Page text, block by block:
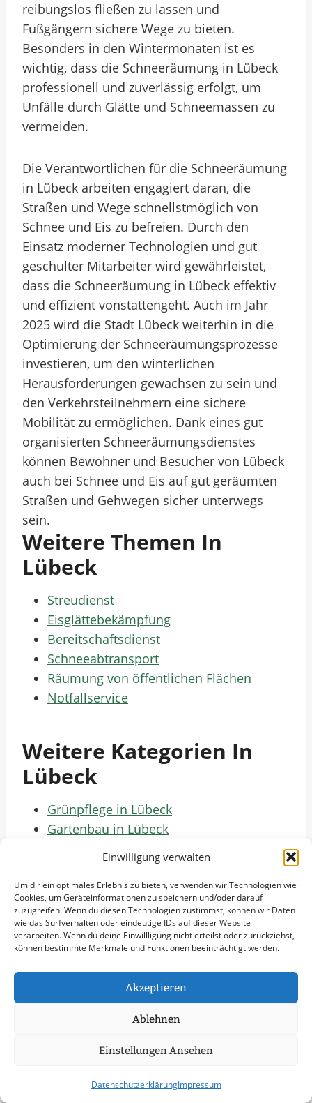
Einwilligung verwalten
Um dir ein optimales Erlebnis zu bieten, verwenden wir Technologien wie
Cookies, um Geräteinformationen zu speichern und/oder darauf
zuzugreifen. Wenn du diesen Technologien zustimmst, können wir Daten
wie das Surfverhalten oder eindeutige IDs auf dieser Website
verarbeiten. Wenn du deine Einwillligung nicht erteilst oder zurückziehst,
können bestimmte Merkmale und Funktionen beeinträchtigt werden.
Akzeptieren
Ablehnen
Einstellungen Ansehen
DatenschutzerklärungImpressum
reibungslos fließen zu lassen und
Fußgängern sichere Wege zu bieten.
Besonders in den Wintermonaten ist es
wichtig, dass die Schneeräumung in Lübeck
professionell und zuverlässig erfolgt, um
Unfälle durch Glätte und Schneemassen zu
vermeiden.
Die Verantwortlichen für die Schneeräumung
in Lübeck arbeiten engagiert daran, die
Straßen und Wege schnellstmöglich von
Schnee und Eis zu befreien. Durch den
Einsatz moderner Technologien und gut
geschulter Mitarbeiter wird gewährleistet,
dass die Schneeräumung in Lübeck effektiv
und effizient vonstattengeht. Auch im Jahr
2025 wird die Stadt Lübeck weiterhin in die
Optimierung der Schneeräumungsprozesse
investieren, um den winterlichen
Herausforderungen gewachsen zu sein und
den Verkehrsteilnehmern eine sichere
Mobilität zu ermöglichen. Dank eines gut
organisierten Schneeräumungsdienstes
können Bewohner und Besucher von Lübeck
auch bei Schnee und Eis auf gut geräumten
Straßen und Gehwegen sicher unterwegs
sein.
Weitere Themen In
Lübeck
Streudienst
Eisglättebekämpfung
Bereitschaftsdienst
Schneeabtransport
Räumung von öffentlichen Flächen
Notfallservice
Weitere Kategorien In
Lübeck
Grünpflege in Lübeck
Gartenbau in Lübeck
Objektpflege in Lübeck
Graupflege in Lübeck
Dachreinigung in Lübeck
Städte Im Umkreis Von
50 Km
Schneeräumung in Reinbek
Schneeräumung in Schwarzenbek
Schneeräumung in Glinde
Schneeräumung in Norderstedt
Schneeräumung in Barsbüttel
Schneeräumung in Bargteheide